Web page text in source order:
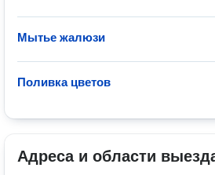
Мытье жалюзи
Поливка цветов
Адреса и области